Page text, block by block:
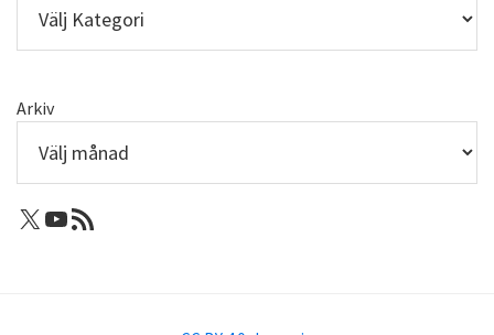
Arkiv
X: Femtejuli
Youtube
RSS-flöde